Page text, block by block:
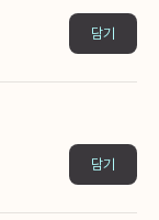
담기
담기